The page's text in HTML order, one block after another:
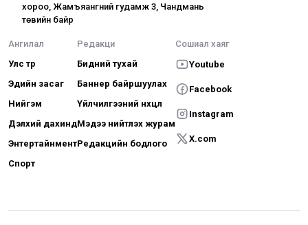
хороо, Жамъяангүний гудамж 3, Чандмань
төвийн байр
Ангилал
Улс төр
Эдийн засаг
Нийгэм
Дэлхий дахинд
Энтертайнмент
Спорт
Редакци
Бидний тухай
Баннер байршуулах
Үйлчилгээний нөхцөл
Мэдээ нийтлэх журам
Редакцийн бодлого
Сошиал хаяг
Youtube
Facebook
Instagram
X.com